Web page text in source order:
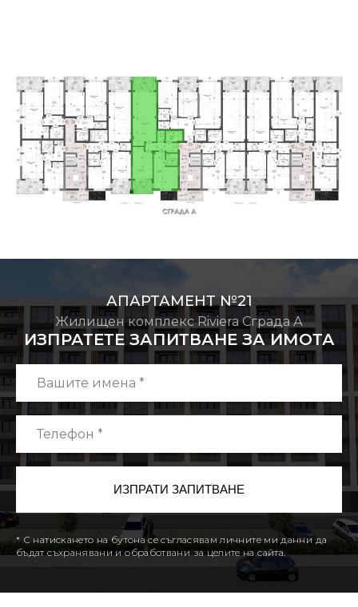
АПАРТАМЕНТ №21
Жилищен комплекс Riviera Сграда А
ИЗПРАТЕТЕ ЗАПИТВАНЕ ЗА ИМОТА
* С натискането на бутона се съгласявам личните ми данни да
бъдат съхранявани и обработвани за целите на сайта.